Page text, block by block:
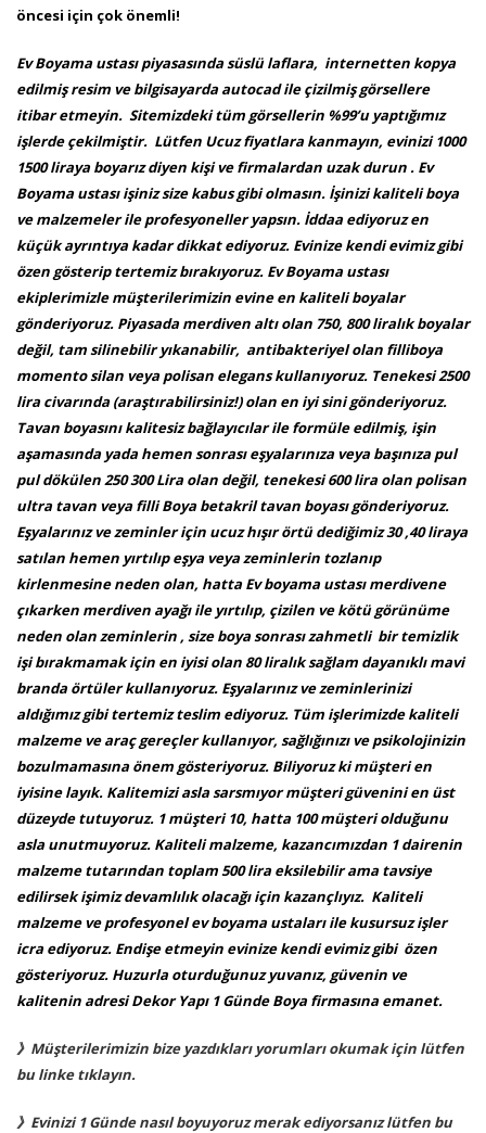
öncesi için çok önemli!
Ev Boyama ustası piyasasında süslü laflara, internetten kopya
edilmiş resim ve bilgisayarda autocad ile çizilmiş görsellere
itibar etmeyin. Sitemizdeki tüm görsellerin %99’u yaptığımız
işlerde çekilmiştir. Lütfen Ucuz fiyatlara kanmayın, evinizi 1000
1500 liraya boyarız diyen kişi ve firmalardan uzak durun . Ev
Boyama ustası işiniz size kabus gibi olmasın. İşinizi kaliteli boya
ve malzemeler ile profesyoneller yapsın. İddaa ediyoruz en
küçük ayrıntıya kadar dikkat ediyoruz. Evinize kendi evimiz gibi
özen gösterip tertemiz bırakıyoruz. Ev Boyama ustası
ekiplerimizle müşterilerimizin evine en kaliteli boyalar
gönderiyoruz. Piyasada merdiven altı olan 750, 800 liralık boyalar
değil, tam silinebilir yıkanabilir, antibakteriyel olan filliboya
momento silan veya polisan elegans kullanıyoruz. Tenekesi 2500
lira civarında (araştırabilirsiniz!) olan en iyi sini gönderiyoruz.
Tavan boyasını kalitesiz bağlayıcılar ile formüle edilmiş, işin
aşamasında yada hemen sonrası eşyalarınıza veya başınıza pul
pul dökülen 250 300 Lira olan değil, tenekesi 600 lira olan polisan
ultra tavan veya filli Boya betakril tavan boyası gönderiyoruz.
Eşyalarınız ve zeminler için ucuz hışır örtü dediğimiz 30 ,40 liraya
satılan hemen yırtılıp eşya veya zeminlerin tozlanıp
kirlenmesine neden olan, hatta Ev boyama ustası merdivene
çıkarken merdiven ayağı ile yırtılıp, çizilen ve kötü görünüme
neden olan zeminlerin , size boya sonrası zahmetli bir temizlik
işi bırakmamak için en iyisi olan 80 liralık sağlam dayanıklı mavi
branda örtüler kullanıyoruz. Eşyalarınız ve zeminlerinizi
aldığımız gibi tertemiz teslim ediyoruz. Tüm işlerimizde kaliteli
malzeme ve araç gereçler kullanıyor, sağlığınızı ve psikolojinizin
bozulmamasına önem gösteriyoruz. Biliyoruz ki müşteri en
iyisine layık. Kalitemizi asla sarsmıyor müşteri güvenini en üst
düzeyde tutuyoruz. 1 müşteri 10, hatta 100 müşteri olduğunu
asla unutmuyoruz. Kaliteli malzeme, kazancımızdan 1 dairenin
malzeme tutarından toplam 500 lira eksilebilir ama tavsiye
edilirsek işimiz devamlılık olacağı için kazançlıyız. Kaliteli
malzeme ve profesyonel ev boyama ustaları ile kusursuz işler
icra ediyoruz. Endişe etmeyin evinize kendi evimiz gibi özen
gösteriyoruz. Huzurla oturduğunuz yuvanız, güvenin ve
kalitenin adresi Dekor Yapı 1 Günde Boya firmasına emanet.
》Müşterilerimizin bize yazdıkları yorumları okumak için lütfen
bu linke tıklayın.
》Evinizi 1 Günde nasıl boyuyoruz merak ediyorsanız lütfen bu